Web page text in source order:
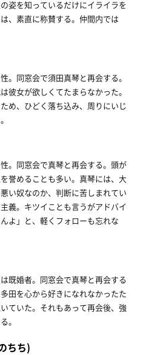
姿を知っているだけにイライラを
、素直に称賛する。仲間内では
。同窓会で須田真琴と再会する。
彼女が欲しくてたまらなかった。
め、ひどく落ち込み、周りにいじ
。同窓会で真琴と再会する。頭が
誉めることも多い。真琴には、大
い奴なのか、判断に苦しまれてい
義。キツイことも言うがアドバイ
よ」と、軽くフォローも忘れな
既婚者。同窓会で真琴と再会する
田を心から好きになれなかったた
ていた。それもあって再会後、強
。
ちち)